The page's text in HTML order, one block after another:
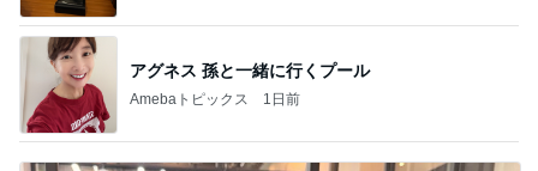
アグネス 孫と一緒に行くプール
Amebaトピックス 1日前